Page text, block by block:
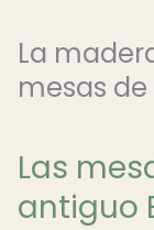
La
mesas
Las
antiguo